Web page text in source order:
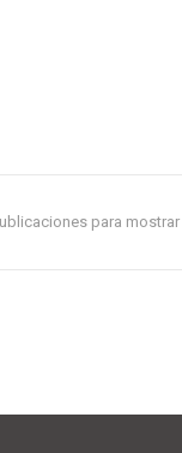
para mostrar